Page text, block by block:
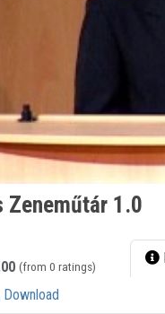
Zeneműtár 1.0
(from 0 ratings)
Download